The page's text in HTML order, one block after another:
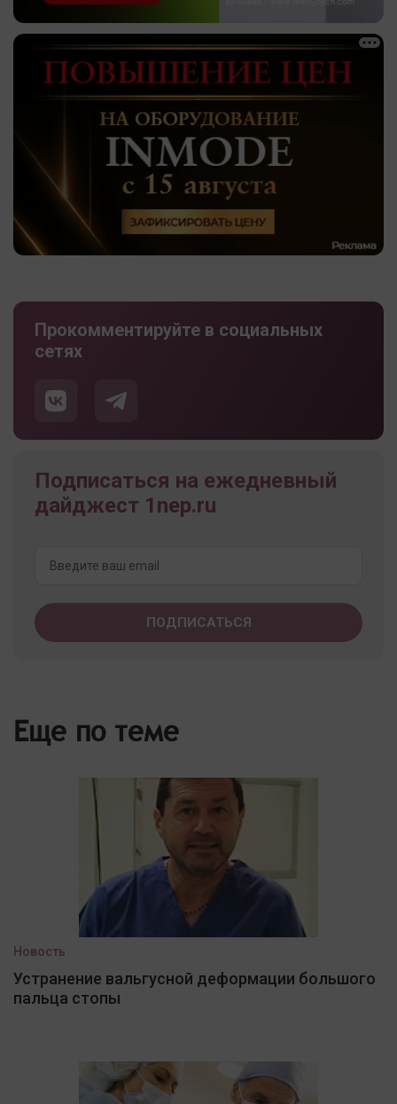
Прокомментируйте в социальных
сетях
Подписаться на ежедневный
дайджест 1nep.ru
Еще по теме
Новость
Устранение вальгусной деформации большого
пальца стопы